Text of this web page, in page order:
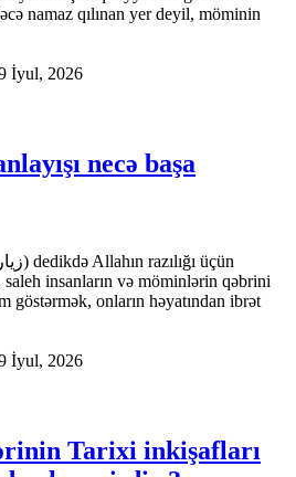
namaz qılınan yer deyil, möminin
İyul, 2026
necə başa
insanların və möminlərin qəbrini
göstərmək, onların həyatından ibrət
İyul, 2026
Tarixi inkişafları